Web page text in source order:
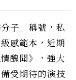
子」稱號，私
感範本，近期
醜聞》，強大
受期待的演技